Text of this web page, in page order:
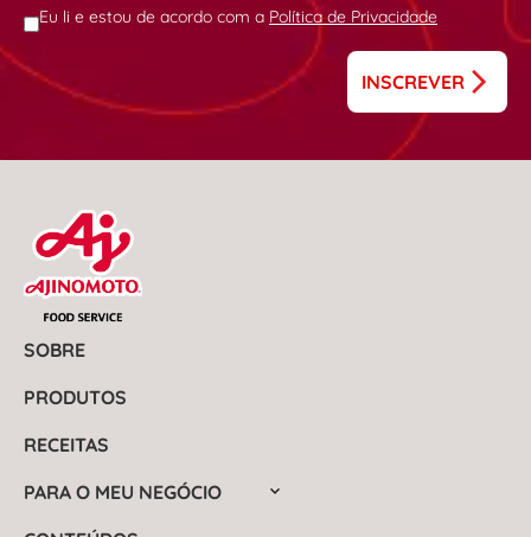
Eu li e estou de acordo com a Política de Privacidade
INSCREVER
SOBRE
PRODUTOS
RECEITAS
PARA O MEU NEGÓCIO